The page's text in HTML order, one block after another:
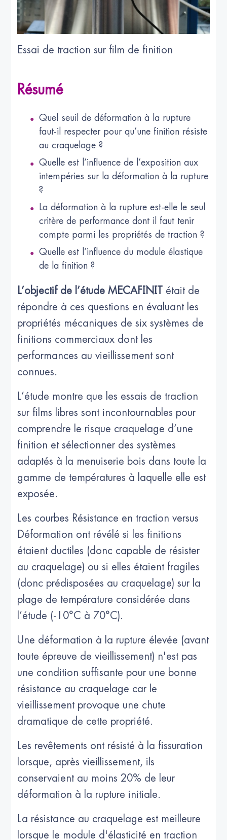
Essai de traction sur film de finition
Résumé
Quel seuil de déformation à la rupture
faut-il respecter pour qu’une finition résiste
au craquelage ?
Quelle est l’influence de l’exposition aux
intempéries sur la déformation à la rupture
?
La déformation à la rupture est-elle le seul
critère de performance dont il faut tenir
compte parmi les propriétés de traction ?
Quelle est l’influence du module élastique
de la finition ?
L’objectif de l’étude MECAFINIT
était de
répondre à ces questions en évaluant les
propriétés mécaniques de six systèmes de
finitions commerciaux dont les
performances au vieillissement sont
connues.
L’étude montre que les essais de traction
sur films libres sont incontournables pour
comprendre le risque craquelage d’une
finition et sélectionner des systèmes
adaptés à la menuiserie bois dans toute la
gamme de températures à laquelle elle est
exposée.
Les courbes Résistance en traction versus
Déformation ont révélé si les finitions
étaient ductiles (donc capable de résister
au craquelage) ou si elles étaient fragiles
(donc prédisposées au craquelage) sur la
plage de température considérée dans
l’étude (-10°C à 70°C).
Une déformation à la rupture élevée (avant
toute épreuve de vieillissement) n'est pas
une condition suffisante pour une bonne
résistance au craquelage car le
vieillissement provoque une chute
dramatique de cette propriété.
Les revêtements ont résisté à la fissuration
lorsque, après vieillissement, ils
conservaient au moins 20% de leur
déformation à la rupture initiale.
La résistance au craquelage est meilleure
lorsque le module d'élasticité en traction